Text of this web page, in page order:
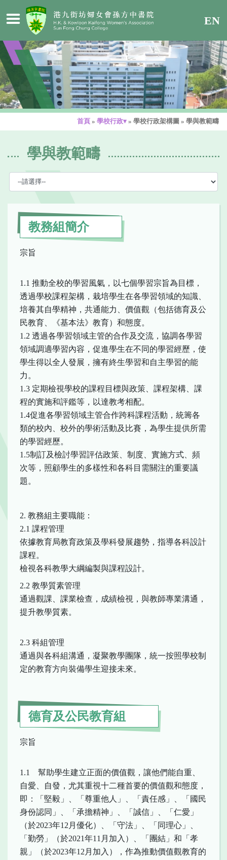
EN
首頁 » 學校行政▾ » 學校行政架構圖 » 學與教範疇
學與教範疇
教務組簡介
宗旨
1.1 推動全校的學習風氣，以七個學習宗旨為目標，
透過學校課程架構，栽培學生在各學習領域的知識、
培養其自學精神，共通能力、價值觀（包括德育及公
民教育、《基本法》教育）和態度。
1.2 透過各學習領域主管的合作及交流，協調各學習
領域調適學習內容，促進學生在不同的學習經歷，使
學生得以全人發展，擁有終生學習和自主學習的能
力。
1.3 定期檢視學校的課程目標與政策、課程架構、課
程的實施和評鑑等，以達教考相配。
1.4促進各學習領域主管合作跨科課程活動，統籌各
類的校內、校外的學術活動及比賽，為學生提供所需
的學習經歷。
1.5制訂及檢討學習評估政策、制度、實施方式、頻
次等，照顧學生的多樣性和各科目需關注的重要議
題。
2. 教務組主要職能：
2.1 課程管理
依據教育局教育政策及學科發展趨勢，指導各科設計
課程。
檢視各科教學大綱編製與課程設計。
2.2 教學質素管理
通過觀課、課業檢查，成績檢視，與教師專業溝通，
提升教學質素。
2.3 科組管理
通過與各科組溝通，凝聚教學團隊，統一按照學校制
定的教育方向裝備學生迎接未來。
德育及公民教育組
宗旨
1.1 幫助學生建立正面的價值觀，讓他們能自重、
自愛、自發，尤其重視十二種首要的價值觀和態度，
即：「堅毅」、「尊重他人」、「責任感」、「國民
身份認同」、「承擔精神」、「誠信」、「仁愛」
（於2023年12月優化）、「守法」、「同理心」、
「勤勞」（於2021年11月加入）、「團結」和「孝
親」（於2023年12月加入），作為推動價值觀教育的